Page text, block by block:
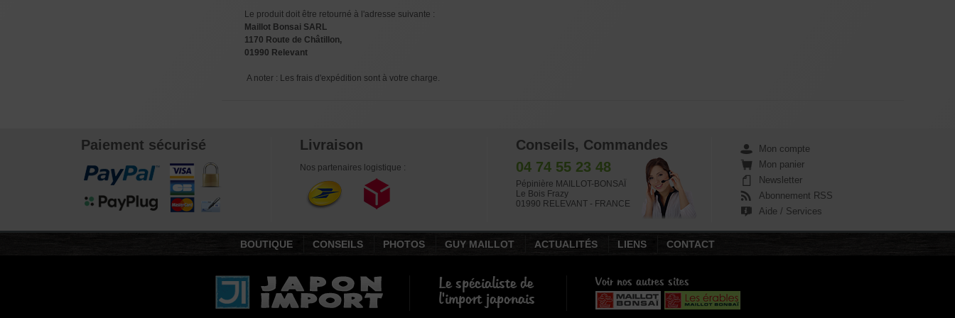
Le produit doit être retourné à l'adresse suivante :
Maillot Bonsai SARL
1170 Route de Châtillon,
01990 Relevant
A noter : Les frais d'expédition sont à votre charge.
Paiement sécurisé Livraison
Nos partenaires logistique :
Conseils, Commandes
04 74 55 23 48
Pépinière MAILLOT-BONSAÏ
Le Bois Frazy
01990 RELEVANT - FRANCE
Mon compte
Mon panier
Newsletter
Abonnement RSS
Aide / Services
BOUTIQUE CONSEILS PHOTOS GUY MAILLOT ACTUALITÉS LIENS CONTACT
Le spécialiste de
l'import japonais
Voir nos autres sites